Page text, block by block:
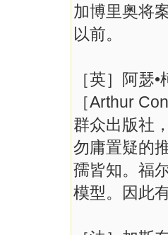
加博里奥将
以前。
［英］阿
［Arthur
群众出版社
勿庸置疑的
孺皆知。福
模型。因此